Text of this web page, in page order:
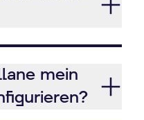
mein